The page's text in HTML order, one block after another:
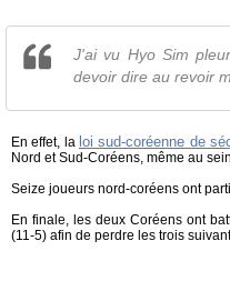
J'ai vu Hyo Sim
devoir dire au revoir
En effet, la loi sud-coréenne de
Nord et Sud-Coréens, même au
Seize joueurs nord-coréens ont
En finale, les deux Coréens ont
(11-5) afin de perdre les trois